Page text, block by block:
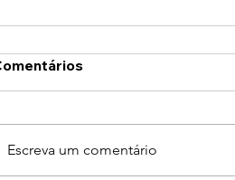
Escreva um comentário